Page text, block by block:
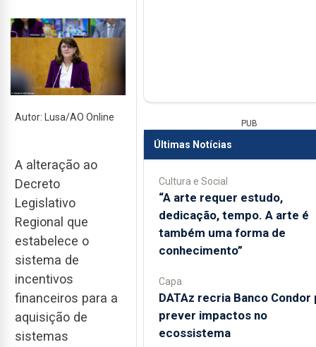
Autor: Lusa/AO Online
A alteração ao
Decreto
Legislativo
Regional que
estabelece o
sistema de
incentivos
financeiros para a
aquisição de
sistemas
PUB
Últimas Notícias
Cultura e Social
“A arte requer estudo,
dedicação, tempo. A arte é
também uma forma de
conhecimento”
Capa
DATAz recria Banco Condor
prever impactos no
ecossistema